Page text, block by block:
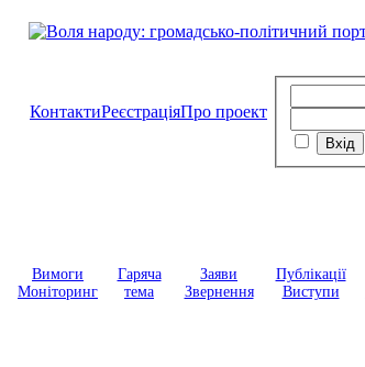
КонтактиРеєстраціяПро проект
Вимоги
Моніторинг
Гаряча
тема
Заяви
Звернення
Публікації
Виступи